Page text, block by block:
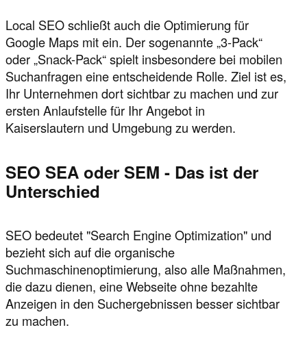
Local SEO schließt auch die Optimierung für
Google Maps mit ein. Der sogenannte „3-Pack“
oder „Snack-Pack“ spielt insbesondere bei mobilen
Suchanfragen eine entscheidende Rolle. Ziel ist es,
Ihr Unternehmen dort sichtbar zu machen und zur
ersten Anlaufstelle für Ihr Angebot in
Kaiserslautern und Umgebung zu werden.
SEO SEA oder SEM - Das ist der
Unterschied
SEO bedeutet "Search Engine Optimization" und
bezieht sich auf die organische
Suchmaschinenoptimierung, also alle Maßnahmen,
die dazu dienen, eine Webseite ohne bezahlte
Anzeigen in den Suchergebnissen besser sichtbar
zu machen.